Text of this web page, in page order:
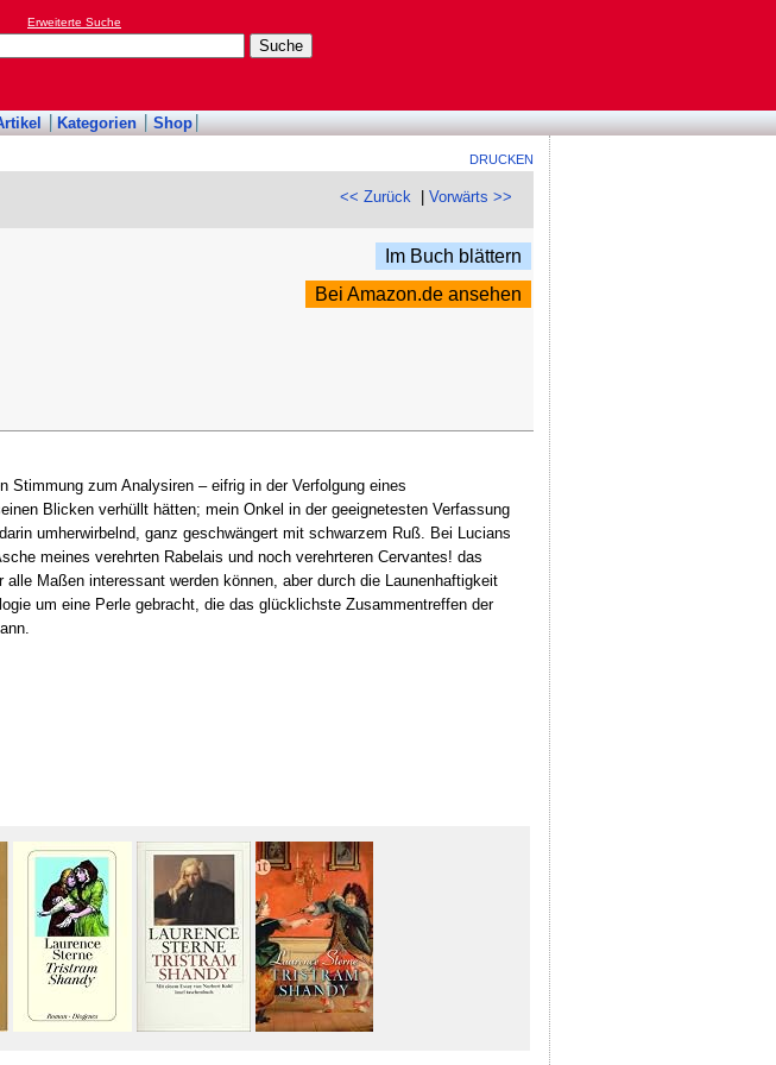
Erweiterte Suche
Kategorien Shop
DRUCKEN
<< Zurück |Vorwärts >>
Im Buch blättern
Bei Amazon.de ansehen
zum Analysiren – eifrig in der Verfolgung eines
Blicken verhüllt hätten; mein Onkel in der geeignetesten Verfassung
umherwirbelnd, ganz geschwängert mit schwarzem Ruß. Bei Lucians
meines verehrten Rabelais und noch verehrteren Cervantes! das
Maßen interessant werden können, aber durch die Launenhaftigkeit
um eine Perle gebracht, die das glücklichste Zusammentreffen der